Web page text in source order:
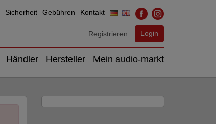
Sicherheit Gebühren Kontakt
Registrieren Login
Händler Hersteller Mein audio-markt